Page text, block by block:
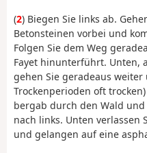
(2) Biegen Sie links ab.
Betonsteinen vorbei und
Folgen Sie dem Weg
Fayet hinunterführt. Unten,
gehen Sie geradeaus weiter
Trockenperioden oft
bergab durch den Wald
nach links. Unten verlassen
und gelangen auf eine